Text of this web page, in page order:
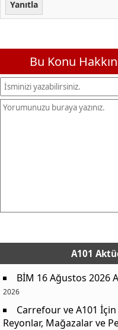
Yanıtla
Bu Konu
A101
BİM 16 Ağustos 2026
2026
Carrefour ve A101
Reyonlar, Mağazalar ve